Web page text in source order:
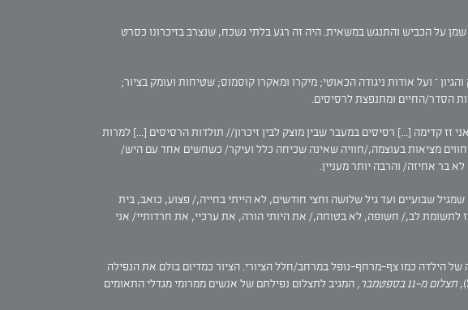
שמן על הכביש והתנגש במשאית. היה זה רגע בלתי נשכח, שנצרב בזיכרונו כסרט
– ועל אודות ניגודה הכאוטי; מיקרו ומאקרו קוסמוס; שטיחות ועומק בציור;
הסדר/החיים ומתנפצת לרסיסים.
קדימה [...] רסיסים במעבר שבין מוצק לבין זיכרון// תולדות הרסיסים [...] למרות
מציאות בעוצמה,/חוויה שאינה שכיחה כלל ועיקר/ כשחשים אחד עם היש/
בר אחיזה/ והרבה יותר מעניין.
שבועיים ועד גיל שלושה וחצי חודשים, לא הייתי בחייה,/ פצוע, כואב, בית
לתשומת לב,/ חשופה, לא בטוחה,/ את היותי הורה, את ערכיי, את חרדותיי/ אני
של הילדה כמו צף-מרחף-נופל במרחב/חלל הציורי. הציור כמדיום בולם את הנפילה
תצלום מ-11 בספטמבר,
המגיב לתצלום נפילתם של אנשים ממרומי מגדלי התאומים